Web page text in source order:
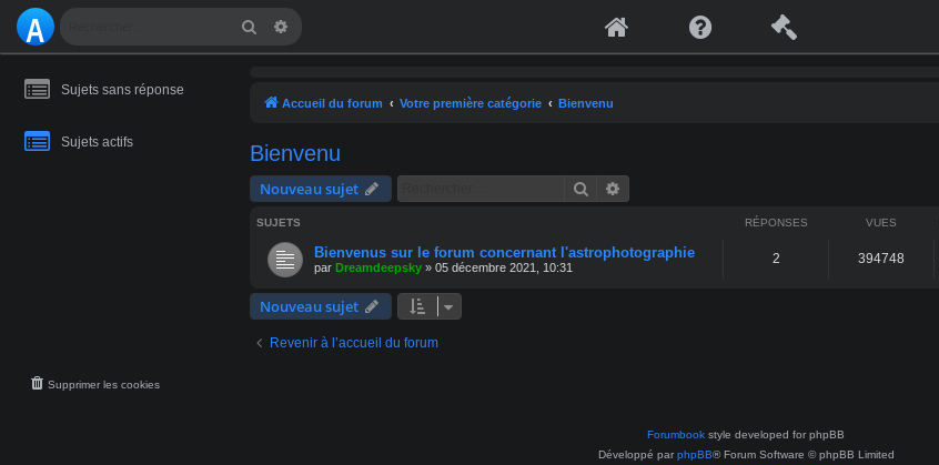
A
T
R
Rechercher
Sujets sans réponse
Sujets actifs
Accueil du forum Votre première catégorie Bienvenu
Bienvenu
Nouveau sujet Rechercher
SUJETS RÉPONSES VUES
Bienvenus sur le forum concernant l'astrophotographie
parDreamdeepsky »05 décembre 2021, 10:31
2 394748
Nouveau sujet
Revenir à l’accueil du forum
Supprimer les cookies
Forumbook style developed for phpBB
Développé par phpBB® Forum Software © phpBB Limited